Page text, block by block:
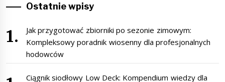
Ostatnie wpisy
Jak przygotować zbiorniki po sezonie zimowym:
Kompleksowy poradnik wiosenny dla profesjonalnych
hodowców
Ciągnik siodłowy Low Deck: Kompendium wiedzy dla